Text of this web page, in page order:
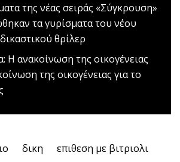
της νέας σειράς «Σύγκρουση»
τα γυρίσματα του νέου
θρίλερ
Η ανακοίνωση της οικογένειας
της οικογένειας για το
δικη
επιθεση με βιτριολι